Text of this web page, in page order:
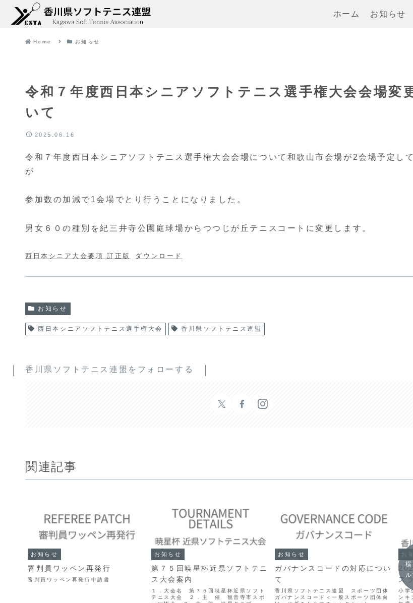
ホーム お知らせ
Home お知らせ
令和７年度西日本シニアソフトテニス選手権大会会場変
いて
2025.06.16
令和７年度西日本シニアソフトテニス選手権大会会場について和歌山市会場が2会場予定し
が
参加数の加減で1会場でとり行うことになりました。
男女６０の種別を紀三井寺公園庭球場からつつじが丘テニスコートに変更します。
西日本シニア大会要項 訂正版 ダウンロード
お知らせ
西日本シニアソフトテニス選手権大会 香川県ソフトテニス連盟
香川県ソフトテニス連盟をフォローする
関連記事
お知らせ
審判員ワッペン再発行
審判員ワッペン再発行申請書
お知らせ
第７５回暁星杯近県ソフトテニ
ス大会案内
１．大会名 第７５回暁星杯近県ソフト
テニス大会 ２．主 催 観音寺市スポ
お知らせ
ガバナンスコードの対応につい
て
香川県ソフトテニス連盟 スポーツ団体
ガバナンスコード＜一般スポーツ団体向
お
ス
小学
ン